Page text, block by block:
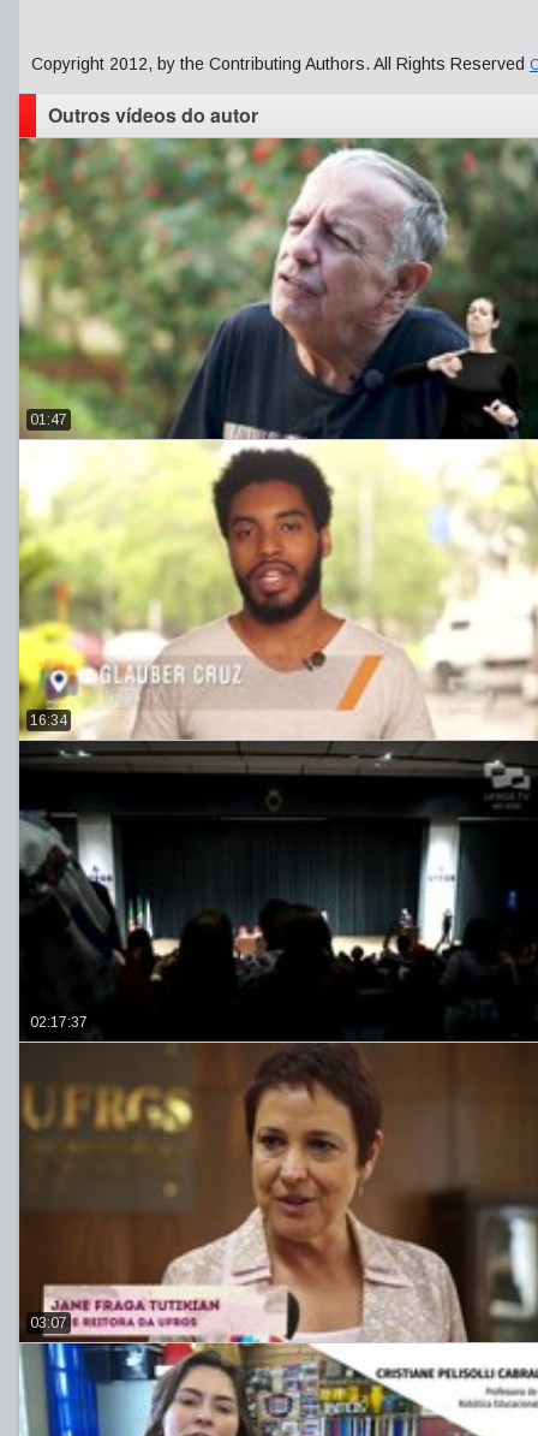
Copyright 2012, by the Contributing Authors. All Rights Reserved
Outros vídeos do autor
01:47
16:34
02:17:37
03:07